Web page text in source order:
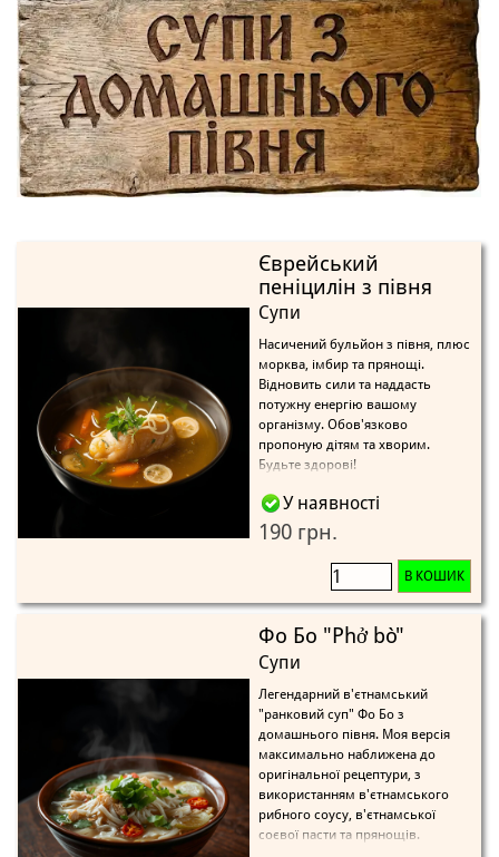
Єврейський
пеніцилін з півня
Супи
Насичений бульйон з півня, плюс
морква, імбир та прянощі.
Відновить сили та наддасть
потужну енергію вашому
організму. Обов'язково
пропоную дітям та хворим.
Будьте здорові!
У наявності
190 грн.
В КОШИК
Фо Бо "Phở bò"
Супи
Легендарний в'єтнамський
"ранковий суп" Фо Бо з
домашнього півня. Моя версія
максимально наближена до
оригінальної рецептури, з
використанням в'єтнамського
рибного соусу, в'єтнамської
соєвої пасти та прянощів.